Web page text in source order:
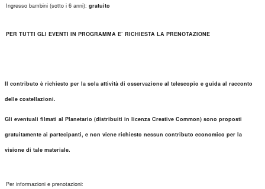
Ingresso bambini (sotto i 6 anni): gratuito
PER TUTTI GLI EVENTI IN PROGRAMMA E’ RICHIESTA LA PRENOTAZIONE
Il contributo è richiesto per la sola attività di osservazione al telescopio e guida al racconto
delle costellazioni.
Gli eventuali filmati al Planetario (distribuiti in licenza Creative Common) sono proposti
gratuitamente ai partecipanti, e non viene richiesto nessun contributo economico per la
visione di tale materiale.
Per informazioni e prenotazioni: